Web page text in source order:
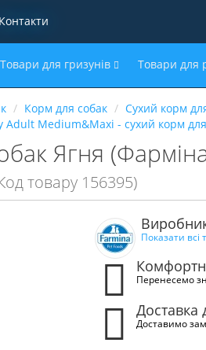
Контакти
Товари для гризунів Товари для
Корм для собак
Сухий корм
Medium&Maxi - сухий корм для
Ягня
товару 156395)
Показати всі
Перенесемо
Доставка
Доставимо